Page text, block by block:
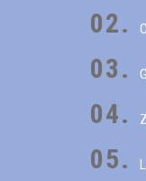
02.
03.
04.
05.